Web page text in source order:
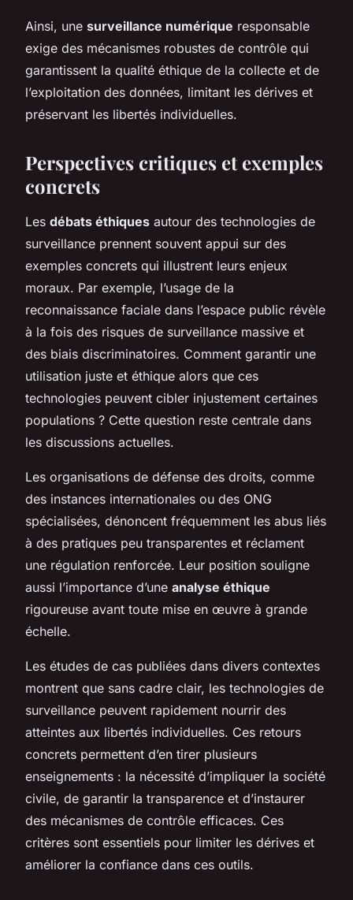
Ainsi, une surveillance numérique responsable
exige des mécanismes robustes de contrôle qui
garantissent la qualité éthique de la collecte et de
l’exploitation des données, limitant les dérives et
préservant les libertés individuelles.
Perspectives critiques et exemples
concrets
Les débats éthiques autour des technologies de
surveillance prennent souvent appui sur des
exemples concrets qui illustrent leurs enjeux
moraux. Par exemple, l’usage de la
reconnaissance faciale dans l’espace public révèle
à la fois des risques de surveillance massive et
des biais discriminatoires. Comment garantir une
utilisation juste et éthique alors que ces
technologies peuvent cibler injustement certaines
populations ? Cette question reste centrale dans
les discussions actuelles.
Les organisations de défense des droits, comme
des instances internationales ou des ONG
spécialisées, dénoncent fréquemment les abus liés
à des pratiques peu transparentes et réclament
une régulation renforcée. Leur position souligne
aussi l’importance d’une analyse éthique
rigoureuse avant toute mise en œuvre à grande
échelle.
Les études de cas publiées dans divers contextes
montrent que sans cadre clair, les technologies de
surveillance peuvent rapidement nourrir des
atteintes aux libertés individuelles. Ces retours
concrets permettent d’en tirer plusieurs
enseignements : la nécessité d’impliquer la société
civile, de garantir la transparence et d’instaurer
des mécanismes de contrôle efficaces. Ces
critères sont essentiels pour limiter les dérives et
améliorer la confiance dans ces outils.